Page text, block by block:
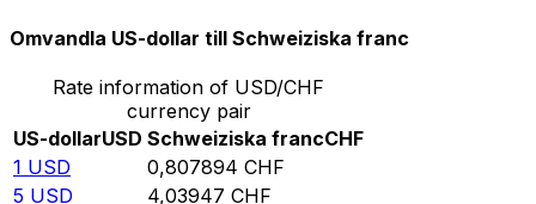
Omvandla US-dollar till Schweiziska franc
Rate information of USD/CHF
currency pair
US-dollarUSD Schweiziska francCHF
1 USD 0,807894 CHF
5 USD 4,03947 CHF